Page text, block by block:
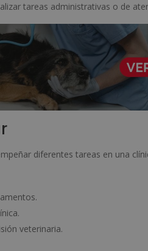
tareas administrativas o de
diferentes tareas en una
veterinaria.